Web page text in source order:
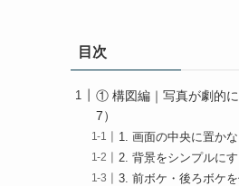
目次
① 構図編｜写真が劇的
7）
1. 画面の中央に置かな
2. 背景をシンプルに
3. 前ボケ・後ろボケを